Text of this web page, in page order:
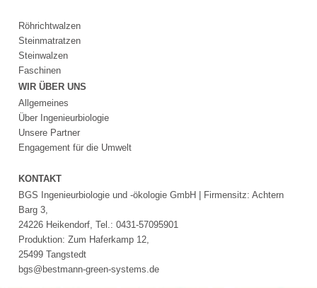
MENÜ
SCHLIESSEN
Anwendungsgebiete
Erosionsschutz
Steinmatratzen
Kokoswalzen
Röhrichtinseln
Röhrichtwalzen
Steinwalzen
Erosionsschutzmatten
Röhrichtballen
Röhrichtmatten
Faschinen
Geroellmatten
Datenschutz
Röhrichtwalzen
Steinmatratzen
Steinwalzen
Faschinen
WIR ÜBER UNS
Allgemeines
Über Ingenieurbiologie
Unsere Partner
Engagement für die Umwelt
KONTAKT
BGS Ingenieurbiologie und -ökologie GmbH | Firmensitz: Achtern
Barg 3,
24226 Heikendorf, Tel.: 0431-57095901
Produktion: Zum Haferkamp 12,
25499 Tangstedt
bgs@bestmann-green-systems.de